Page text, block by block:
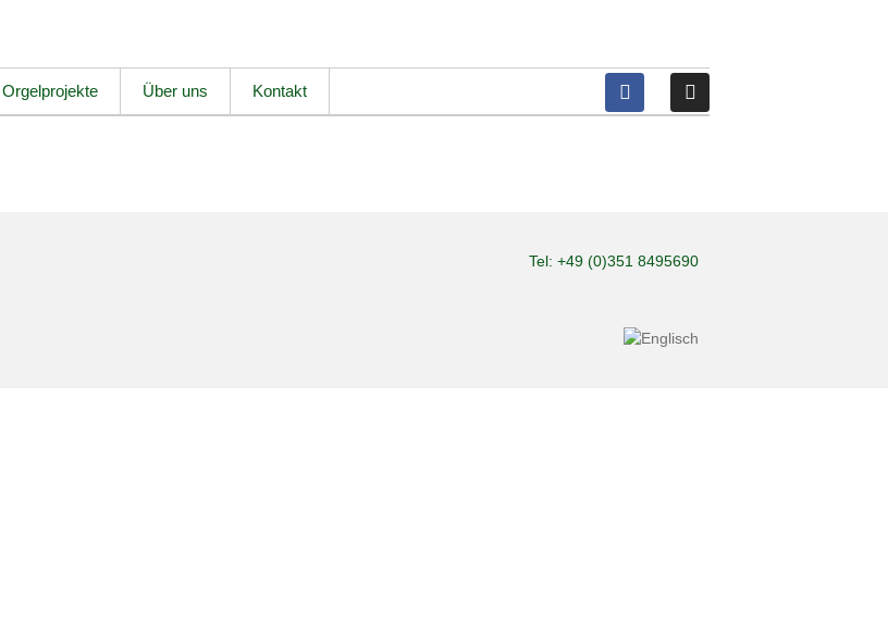
Orgelprojekte Über uns Kontakt
Tel: +49 (0)351 8495690